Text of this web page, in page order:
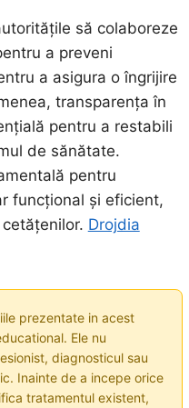
să colaboreze
a preveni
a asigura o îngrijire
transparența în
pentru a restabili
de sănătate.
pentru
funcțional și eficient,
Drojdia
prezentate in acest
Ele nu
diagnosticul sau
Inainte de a incepe orice
tratamentul existent,